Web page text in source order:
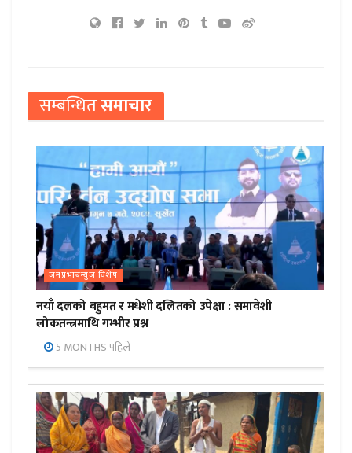
सम्बन्धितसमाचार
जनप्रभाबन्युज विशेष
नयाँ दलको बहुमत र मधेशी दलितको उपेक्षा : समावेशी
लोकतन्त्रमाथि गम्भीर प्रश्न
5 MONTHS पहिले